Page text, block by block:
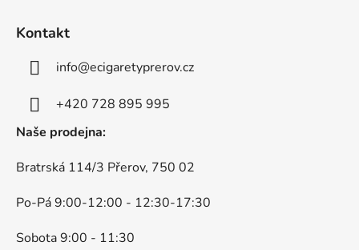
Kontakt
info@ecigaretyprerov.cz
+420 728 895 995
Naše prodejna:
Bratrská 114/3 Přerov, 750 02
Po-Pá 9:00-12:00 - 12:30-17:30
Sobota 9:00 - 11:30